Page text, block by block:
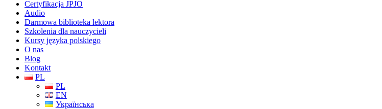
Certyfikacja JPJO
Audio
Darmowa biblioteka lektora
Szkolenia dla nauczycieli
Kursy języka polskiego
O nas
Blog
Kontakt
PL
PL
EN
Українська